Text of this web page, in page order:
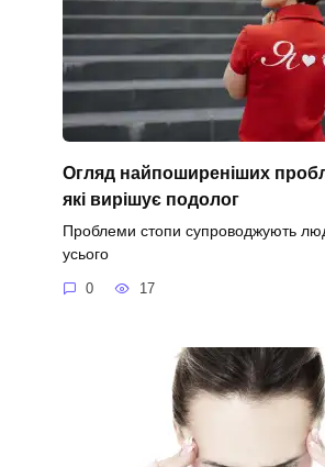
Огляд найпоширеніших
які вирішує подолог
Проблеми стопи супроводжують
усього
0 17